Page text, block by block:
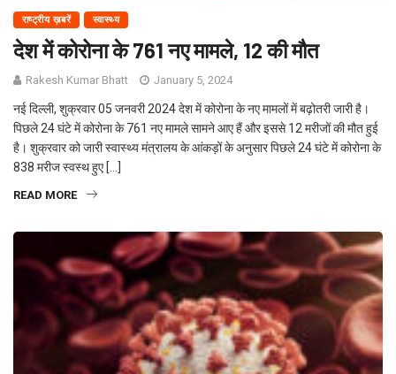
राष्ट्रीय ख़बरें स्वास्थ्य
देश में कोरोना के 761 नए मामले, 12 की मौत
Rakesh Kumar Bhatt January 5, 2024
नई दिल्ली, शुक्रवार 05 जनवरी 2024 देश में कोरोना के नए मामलों में बढ़ोतरी जारी है।
पिछले 24 घंटे में कोरोना के 761 नए मामले सामने आए हैं और इससे 12 मरीजों की मौत हुई
है। शुक्रवार को जारी स्वास्थ्य मंत्रालय के आंकड़ों के अनुसार पिछले 24 घंटे में कोरोना के
838 मरीज स्वस्थ हुए […]
READ MORE